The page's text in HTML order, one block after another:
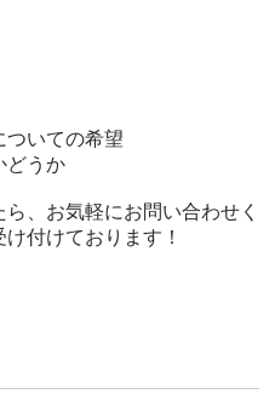
いての希望
どうか
、お気軽にお問い合わせく
付けております！